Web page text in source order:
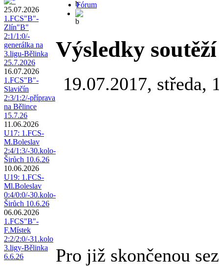
25.07.2026
1.FCS"B"-
Zlín"B"
2:1/1:0/-
generálka na
3.ligu-Bělinka
25.7.2026
16.07.2026
1.FCS"B"-
Slavičín
2:3/1:2/-příprava
na Bělince
15.7.26
11.06.2026
U17: 1.FCS-
M.Boleslav
2:4/1:3/-30.kolo-
Širůch 10.6.26
10.06.2026
U19: 1.FCS-
Ml.Boleslav
0:4/0:0/-30.kolo-
Širůch 10.6.26
06.06.2026
1.FCS"B"-
F.Místek
2:2/2:0/-31.kolo
3.ligy-Bělinka
6.6.26
Fórum
Výsledky
19.07.2017, středa,
Pro již skončenou